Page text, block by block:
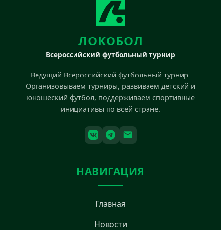
ЛОКОБОЛ
Всероссийский футбольный турнир
Ведущий Всероссийский футбольный турнир.
Организовываем турниры, развиваем детский и
юношеский футбол, поддерживаем спортивные
инициативы по всей стране.
НАВИГАЦИЯ
Главная
Новости